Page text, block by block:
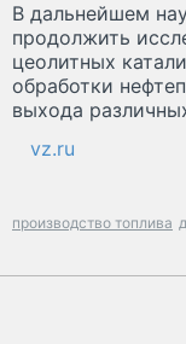
В дальнейшем
продолжить
цеолитных
обработки
выхода
vz.ru
производство топлива